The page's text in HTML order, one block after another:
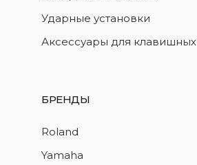
Ударные установки
Аксессуары для клавишных
БРЕНДЫ
Roland
Yamaha